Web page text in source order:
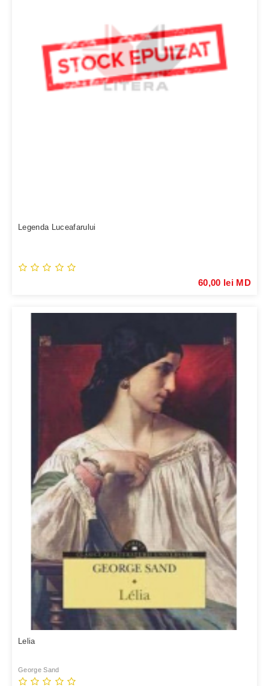
Legenda Luceafarului
60,00 lei MD
Lelia
George Sand